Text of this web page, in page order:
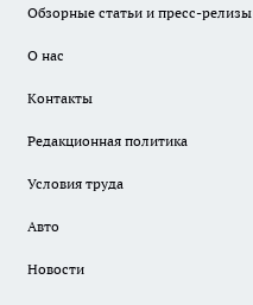
Обзорные статьи и пресс-релизы
О нас
Контакты
Редакционная политика
Условия труда
Авто
Новости